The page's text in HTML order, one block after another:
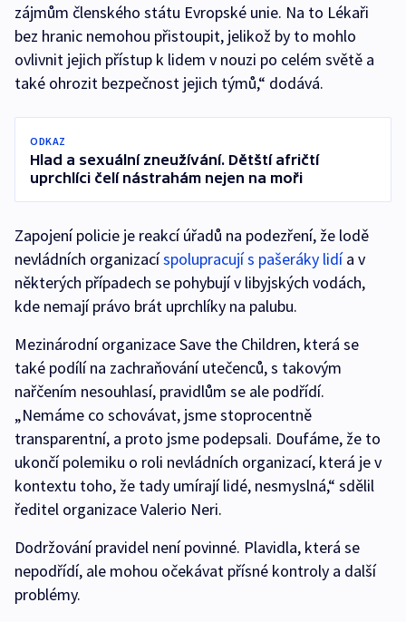
zájmům členského státu Evropské unie. Na to Lékaři
bez hranic nemohou přistoupit, jelikož by to mohlo
ovlivnit jejich přístup k lidem v nouzi po celém světě a
také ohrozit bezpečnost jejich týmů,“ dodává.
ODKAZ
Hlad a sexuální zneužívání. Dětští afričtí
uprchlíci čelí nástrahám nejen na moři
Zapojení policie je reakcí úřadů na podezření, že lodě
nevládních organizacíspolupracují s pašeráky lidía v
některých případech se pohybují v libyjských vodách,
kde nemají právo brát uprchlíky na palubu.
Mezinárodní organizace Save the Children, která se
také podílí na zachraňování utečenců, s takovým
nařčením nesouhlasí, pravidlům se ale podřídí.
„Nemáme co schovávat, jsme stoprocentně
transparentní, a proto jsme podepsali. Doufáme, že to
ukončí polemiku o roli nevládních organizací, která je v
kontextu toho, že tady umírají lidé, nesmyslná,“ sdělil
ředitel organizace Valerio Neri.
Dodržování pravidel není povinné. Plavidla, která se
nepodřídí, ale mohou očekávat přísné kontroly a další
problémy.